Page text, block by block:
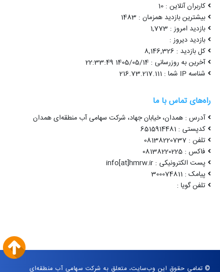
کاربران آنلاین : 10
بیشترین بازدید همزمان : 1483
بازدید امروز : 1,773
بازدید دیروز :
کل بازدید : 8,146,326
آخرین به روزرسانی : 1405/05/14 22:33:49
شناسه IP شما : 216.73.217.111
راه‌های تماس با ما
آدرس : همدان، خیابان جهاد، شرکت سهامی آب منطقه‌ای همدان
کدپستی : 6515914481
تلفن : 08138220737
فاکس : 08138220225
پست الکترونیکی : info[at]hmrw.ir
پیامک : 300074811
تلفن گویا :
© تمامی حقوق این وب‌سایت، متعلق به شرکت سهامی آب منطقه‌ای